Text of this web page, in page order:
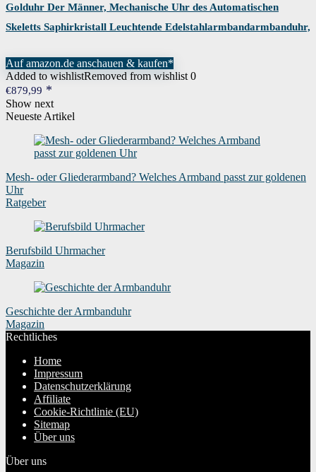
Golduhr Der Männer, Mechanische Uhr des Automatischen
Skeletts Saphirkristall Leuchtende Edelstahlarmbandarmbanduhr,
Auf amazon.de anschauen & kaufen*
Added to wishlistRemoved from wishlist 0
€879,99
Show next
Neueste Artikel
Mesh- oder Gliederarmband? Welches Armband passt zur goldenen
Uhr
Ratgeber
Berufsbild Uhrmacher
Magazin
Geschichte der Armbanduhr
Magazin
Rechtliches
Home
Impressum
Datenschutzerklärung
Affiliate
Cookie-Richtlinie (EU)
Sitemap
Über uns
Über uns